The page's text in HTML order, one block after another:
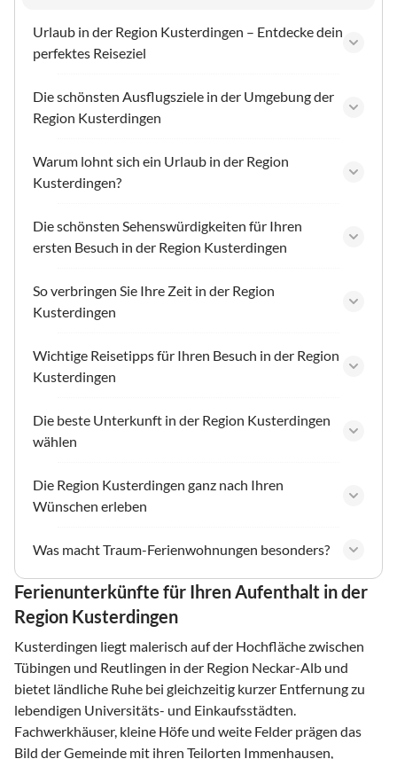
Urlaub in der Region Kusterdingen – Entdecke dein
perfektes Reiseziel
Die schönsten Ausflugsziele in der Umgebung der
Region Kusterdingen
Warum lohnt sich ein Urlaub in der Region
Kusterdingen?
Die schönsten Sehenswürdigkeiten für Ihren
ersten Besuch in der Region Kusterdingen
So verbringen Sie Ihre Zeit in der Region
Kusterdingen
Wichtige Reisetipps für Ihren Besuch in der Region
Kusterdingen
Die beste Unterkunft in der Region Kusterdingen
wählen
Die Region Kusterdingen ganz nach Ihren
Wünschen erleben
Was macht Traum-Ferienwohnungen besonders?
Ferienunterkünfte für Ihren Aufenthalt in der
Region Kusterdingen
Kusterdingen liegt malerisch auf der Hochfläche zwischen
Tübingen und Reutlingen in der Region Neckar-Alb und
bietet ländliche Ruhe bei gleichzeitig kurzer Entfernung zu
lebendigen Universitäts- und Einkaufsstädten.
Fachwerkhäuser, kleine Höfe und weite Felder prägen das
Bild der Gemeinde mit ihren Teilorten Immenhausen,